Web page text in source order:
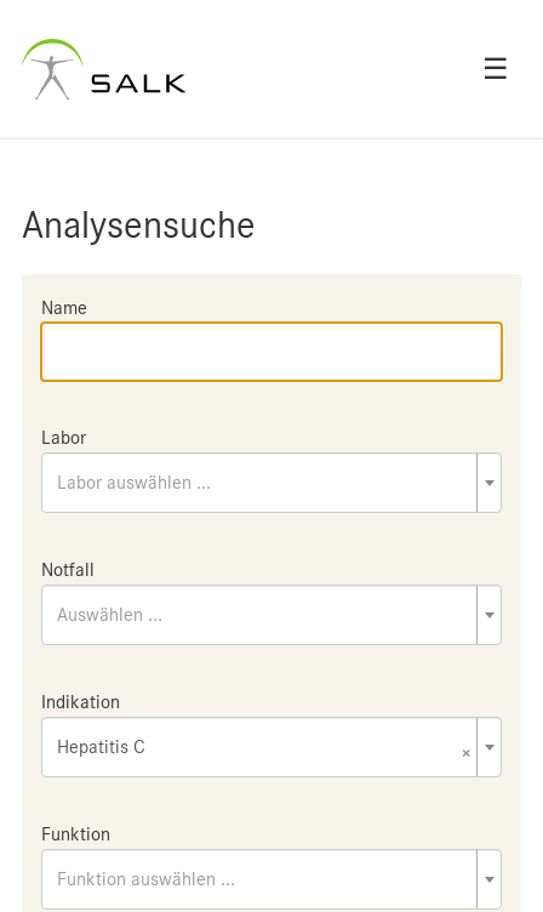
☰
Analysensuche
Name
Labor
Labor auswählen ...
Notfall
Auswählen ...
Indikation
×
Hepatitis C
Funktion
Funktion auswählen ...